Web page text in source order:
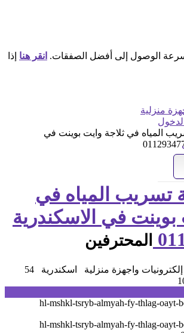
الوصول إلى أفضل الصفقات. انقر هنا إذا
منزلية
المياه في ثلاجة وايت بوينت في
المياه في
بوينت في الاسكندرية
المحترفين
إلكترونيات واجهزة منزلية اسكندرية
54